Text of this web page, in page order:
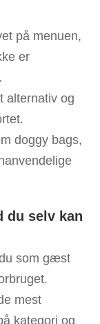
på menuen,
er
alternativ og
doggy bags,
du selv kan
som gæst
mest
kategori og